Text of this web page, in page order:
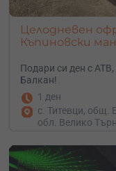
Целодневен
Къпиновски
Подари си ден с
Балкан!
1 ден
с. Титевци, общ.
обл. Велико